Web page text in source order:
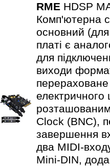
RME HDSP
Комп'ютерна
основний
платі є
для
виходи
розташованим
Clock (BNC),
завершення
два MIDI-
Mini-DIN,